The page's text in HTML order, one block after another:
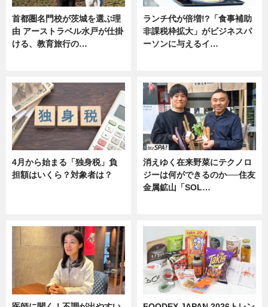
首都圏名門校が茨城を選ぶ理
由 アーストラベル水戸が仕掛
ける、教育旅行の…
ランチ代が倍増!?「食事補助
非課税枠拡大」がビジネスパ
ーソンに与えるイ…
4月から始まる「独身税」負
担額はいくら？対象者は？
消えゆく在来野菜にテクノロ
ジーは何ができるのか──住友
金属鉱山「SOL…